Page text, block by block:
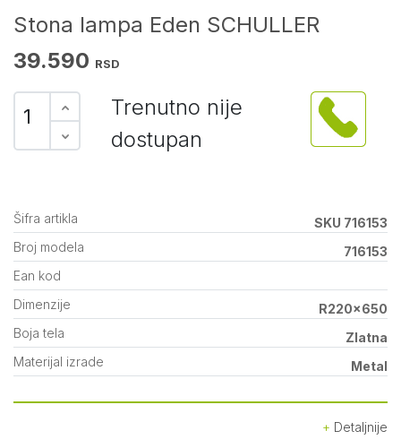
Stona lampa Eden SCHULLER
39.590 RSD
Trenutno nije
dostupan
Šifra artikla
SKU 716153
Broj modela
716153
Ean kod
Dimenzije
R220x650
Boja tela
Zlatna
Materijal izrade
Metal
Detaljnije